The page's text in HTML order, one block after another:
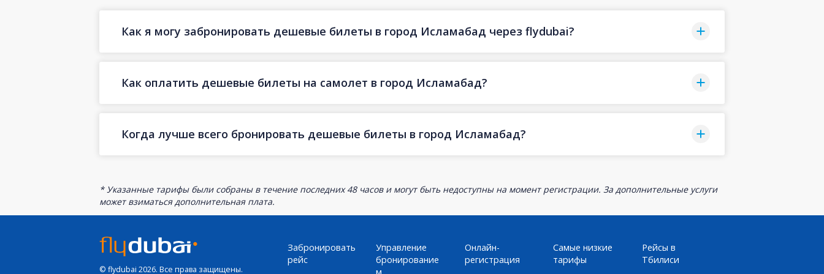
Как я могу забронировать дешевые билеты в город Исламабад через flydubai?
Как оплатить дешевые билеты на самолет в город Исламабад?
Когда лучше всего бронировать дешевые билеты в город Исламабад?
* Указанные тарифы были собраны в течение последних 48 часов и могут быть недоступны на момент регистрации. За дополнительные услуги
может взиматься дополнительная плата.
© flydubai 2026. Все права защищены.
Забронировать
рейс
Управление
бронирование
м
Онлайн-
регистрация
Самые низкие
тарифы
Рейсы в
Тбилиси